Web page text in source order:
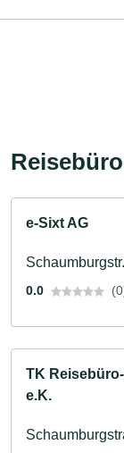
e-Sixt AG
0.0
TK
e.K.